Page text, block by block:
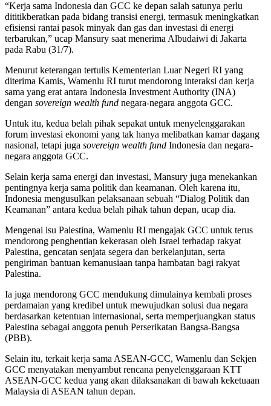
“Kerja sama Indonesia dan GCC ke depan salah satunya perlu
dititikberatkan pada bidang transisi energi, termasuk meningkatkan
efisiensi rantai pasok minyak dan gas dan investasi di energi
terbarukan,” ucap Mansury saat menerima Albudaiwi di Jakarta
pada Rabu (31/7).
Menurut keterangan tertulis Kementerian Luar Negeri RI yang
diterima Kamis, Wamenlu RI turut mendorong interaksi dan kerja
sama yang erat antara Indonesia Investment Authority (INA)
dengan sovereign wealth fund negara-negara anggota GCC.
Untuk itu, kedua belah pihak sepakat untuk menyelenggarakan
forum investasi ekonomi yang tak hanya melibatkan kamar dagang
nasional, tetapi juga sovereign wealth fund Indonesia dan negara-
negara anggota GCC.
Selain kerja sama energi dan investasi, Mansury juga menekankan
pentingnya kerja sama politik dan keamanan. Oleh karena itu,
Indonesia mengusulkan pelaksanaan sebuah “Dialog Politik dan
Keamanan” antara kedua belah pihak tahun depan, ucap dia.
Mengenai isu Palestina, Wamenlu RI mengajak GCC untuk terus
mendorong penghentian kekerasan oleh Israel terhadap rakyat
Palestina, gencatan senjata segera dan berkelanjutan, serta
pengiriman bantuan kemanusiaan tanpa hambatan bagi rakyat
Palestina.
Ia juga mendorong GCC mendukung dimulainya kembali proses
perdamaian yang kredibel untuk mewujudkan solusi dua negara
berdasarkan ketentuan internasional, serta memperjuangkan status
Palestina sebagai anggota penuh Perserikatan Bangsa-Bangsa
(PBB).
Selain itu, terkait kerja sama ASEAN-GCC, Wamenlu dan Sekjen
GCC menyatakan menyambut rencana penyelenggaraan KTT
ASEAN-GCC kedua yang akan dilaksanakan di bawah keketuaan
Malaysia di ASEAN tahun depan.